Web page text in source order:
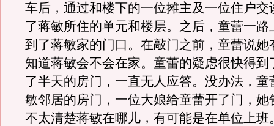
车后，通过和楼下的一位摊主及一位住户交
了蒋敏所住的单元和楼层。之后，童蕾一路
到了蒋敏家的门口。在敲门之前，童蕾说她
知道蒋敏会不会在家。童蕾的疑虑很快得到
了半天的房门，一直无人应答。没办法，童
敏邻居的房门，一位大娘给童蕾开了门，她
不太清楚蒋敏在哪儿，有可能是在单位上班